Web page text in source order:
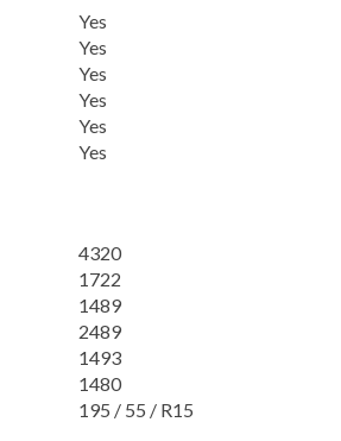
Yes
Yes
Yes
Yes
Yes
Yes
4320
1722
1489
2489
1493
1480
195 / 55 / R15